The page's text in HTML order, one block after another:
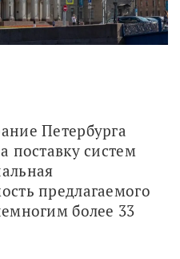
поставку систем
предлагаемого
более 33